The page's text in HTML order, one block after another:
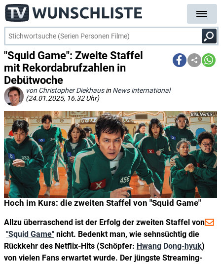
"Squid Game": Zweite Staffel
mit Rekordabrufzahlen in
Debütwoche
von Christopher Diekhausin News international
(24.01.2025, 16.32 Uhr)
Hoch im Kurs: die zweiten Staffel von "Squid Game"
Netflix
Allzu überraschend ist der Erfolg der zweiten Staffel von
"Squid Game" nicht. Bedenkt man, wie sehnsüchtig die
Rückkehr des Netflix-Hits (Schöpfer: Hwang Dong-hyuk)
von vielen Fans erwartet wurde. Der jüngste Streaming-